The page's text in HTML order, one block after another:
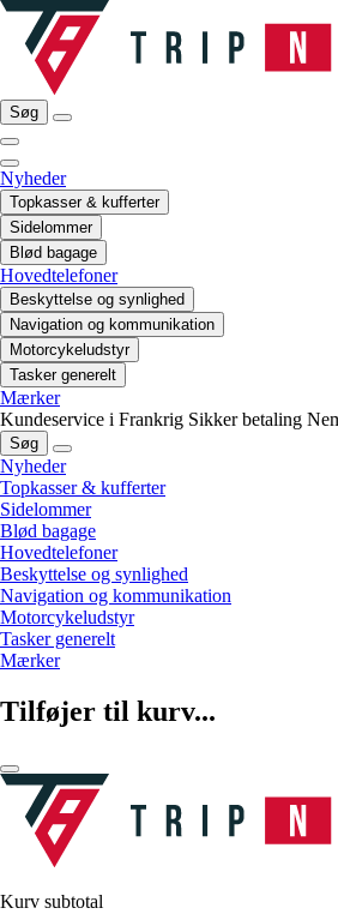
Søg
Nyheder
Topkasser & kufferter
Sidelommer
Blød bagage
Hovedtelefoner
Beskyttelse og synlighed
Navigation og kommunikation
Motorcykeludstyr
Tasker generelt
Mærker
Kundeservice i Frankrig Sikker betaling
Søg
Nyheder
Topkasser & kufferter
Sidelommer
Blød bagage
Hovedtelefoner
Beskyttelse og synlighed
Navigation og kommunikation
Motorcykeludstyr
Tasker generelt
Mærker
Tilføjer til kurv...
Kurv subtotal